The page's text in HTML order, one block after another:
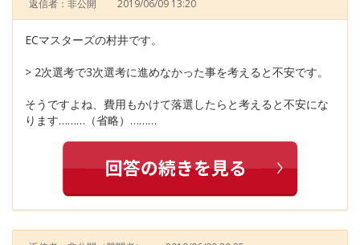
返信者：非公開 2019/06/09 13:20
ECマスターズの村井です。
> 2次選考で3次選考に進めなかった事を考えると不安です。
そうですよね、費用もかけて落選したらと考えると不安にな
ります………（省略）………